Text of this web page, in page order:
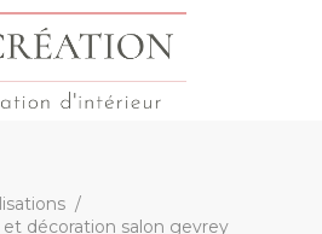
/
décoration salon gevrey